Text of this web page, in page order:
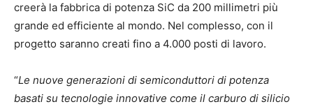
creerà la fabbrica di potenza SiC da 200 millimetri più
grande ed efficiente al mondo. Nel complesso, con il
progetto saranno creati fino a 4.000 posti di lavoro.
“Le nuove generazioni di semiconduttori di potenza
basati su tecnologie innovative come il carburo di silicio